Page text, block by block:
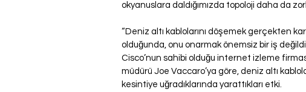
okyanuslara daldığımızda topoloji daha da
“Deniz altı kablolarını döşemek gerçekten
olduğunda, onu onarmak önemsiz bir iş
Cisco’nun sahibi olduğu internet izleme
müdürü Joe Vaccaro’ya göre, deniz altı
kesintiye uğradıklarında yarattıkları etki.